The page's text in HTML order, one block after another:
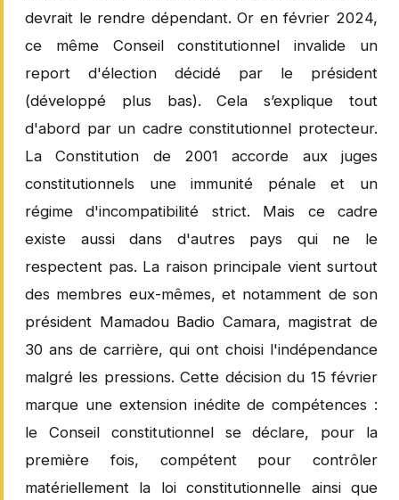
devrait le rendre dépendant. Or en février 2024,
ce même Conseil constitutionnel invalide un
report d'élection décidé par le président
(développé plus bas). Cela s’explique tout
d'abord par un cadre constitutionnel protecteur.
La Constitution de 2001 accorde aux juges
constitutionnels une immunité pénale et un
régime d'incompatibilité strict. Mais ce cadre
existe aussi dans d'autres pays qui ne le
respectent pas. La raison principale vient surtout
des membres eux-mêmes, et notamment de son
président Mamadou Badio Camara, magistrat de
30 ans de carrière, qui ont choisi l'indépendance
malgré les pressions. Cette décision du 15 février
marque une extension inédite de compétences :
le Conseil constitutionnel se déclare, pour la
première fois, compétent pour contrôler
matériellement la loi constitutionnelle ainsi que